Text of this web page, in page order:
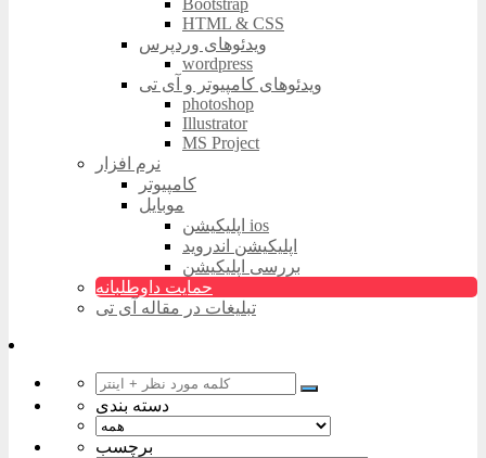
Bootstrap
HTML & CSS
ویدئوهای وردپرس
wordpress
ویدئوهای کامپیوتر و آی تی
photoshop
Illustrator
MS Project
نرم افزار
کامپیوتر
موبایل
اپلیکیشن ios
اپلیکیشن اندروید
بررسی اپلیکیشن
حمایت داوطلبانه
تبلیغات در مقاله آی تی
دسته بندی
برچسب